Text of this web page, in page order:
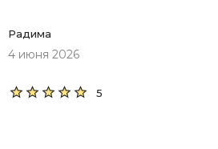
Радима
4 июня 2026
5